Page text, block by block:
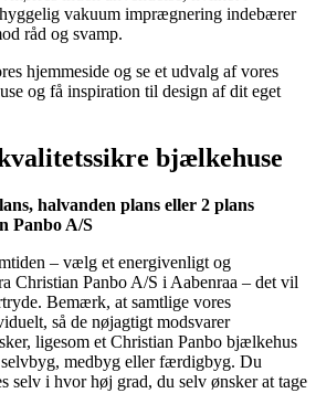
vakuum imprægnering indebærer
råd og svamp.
hjemmeside og se et udvalg af vores
og få inspiration til design af dit eget
bjælkehuse
halvanden plans eller 2 plans
Panbo A/S
– vælg et energivenligt og
Christian Panbo A/S i Aabenraa – det vil
Bemærk, at samtlige vores
så de nøjagtigt modsvarer
ligesom et Christian Panbo bjælkehus
medbyg eller færdigbyg. Du
selv i hvor høj grad, du selv ønsker at tage